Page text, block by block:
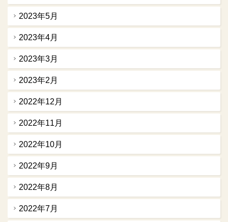
2023年5月
2023年4月
2023年3月
2023年2月
2022年12月
2022年11月
2022年10月
2022年9月
2022年8月
2022年7月